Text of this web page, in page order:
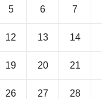
5 6 7
12 13 14
19 20 21
26 27 28